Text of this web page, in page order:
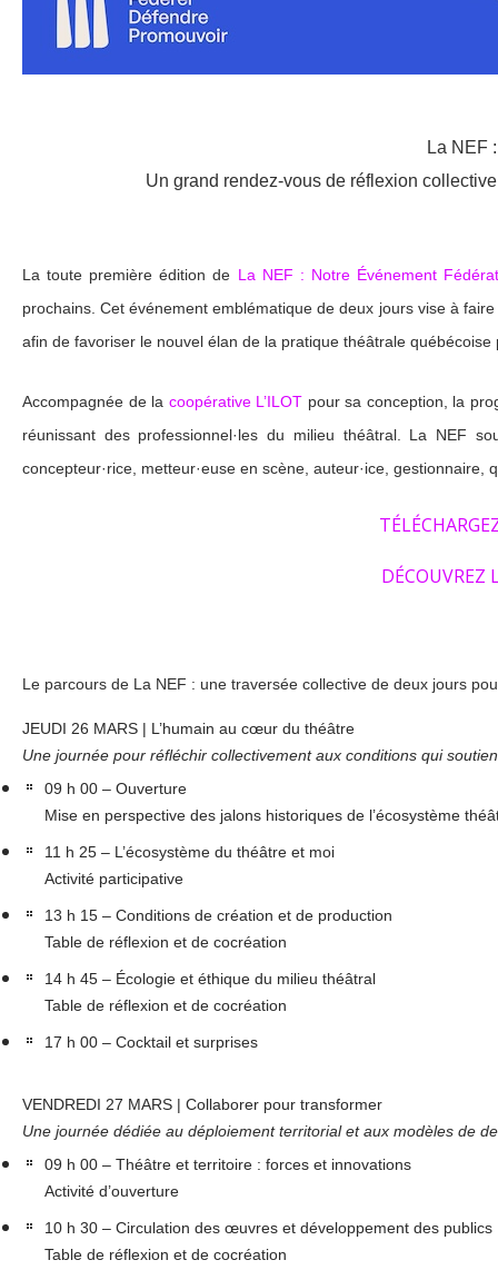
La NEF
Un grand rendez-vous de réflexion
La toute première édition de La NEF : Notre Événement
prochains. Cet événement emblématique de deux jours vise à
afin de favoriser le nouvel élan de la pratique théâtrale
Accompagnée de la coopérative L’ILOT pour sa conception, la
réunissant des professionnel·les du milieu théâtral. La NEF
concepteur·rice, metteur·euse en scène, auteur·ice,
DÉCOUVREZ
Le parcours de La NEF : une traversée collective de deux jours
JEUDI 26 MARS | L’humain au cœur du théâtre
Une journée pour réfléchir collectivement aux conditions qui
09 h 00 – Ouverture
Mise en perspective des jalons historiques de l’écosystème
11 h 25 – L’écosystème du théâtre et moi
Activité participative
13 h 15 – Conditions de création et de production
Table de réflexion et de cocréation
14 h 45 – Écologie et éthique du milieu théâtral
Table de réflexion et de cocréation
17 h 00 – Cocktail et surprises
VENDREDI 27 MARS | Collaborer pour transformer
Une journée dédiée au déploiement territorial et aux modèles de
09 h 00 – Théâtre et territoire : forces et innovations
Activité d’ouverture
10 h 30 – Circulation des œuvres et développement des publics
Table de réflexion et de cocréation